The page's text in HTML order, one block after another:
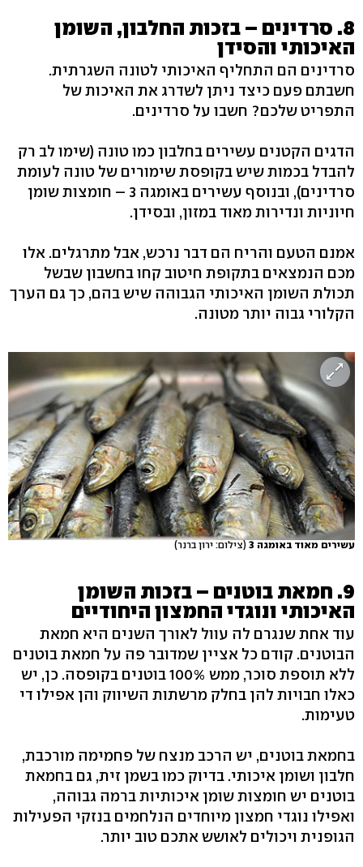
8. סרדינים – בזכות החלבון, השומן
האיכותי והסידן
סרדינים הם התחליף האיכותי לטונה השגרתית.
חשבתם פעם כיצד ניתן לשדרג את האיכות של
התפריט שלכם? חשבו על סרדינים.
הדגים הקטנים עשירים בחלבון כמו טונה (שימו לב רק
להבדל בכמות שיש בקופסת שימורים של טונה לעומת
סרדינים), ובנוסף עשירים באומגה 3 – חומצות שומן
חיוניות ונדירות מאוד במזון, ובסידן.
אמנם הטעם והריח הם דבר נרכש, אבל מתרגלים. אלו
מכם הנמצאים בתקופת חיטוב קחו בחשבון שבשל
תכולת השומן האיכותי הגבוהה שיש בהם, כך גם הערך
הקלורי גבוה יותר מטונה.
עשירים מאוד באומגה 3 (צילום: ירון ברנר)
9. חמאת בוטנים – בזכות השומן
האיכותי ונוגדי החמצון היחודיים
עוד אחת שנגרם לה עוול לאורך השנים היא חמאת
הבוטנים. קודם כל אציין שמדובר פה על חמאת בוטנים
ללא תוספת סוכר, ממש 100% בוטנים בקופסה. כן, יש
כאלו חבויות להן בחלק מרשתות השיווק והן אפילו די
טעימות.
בחמאת בוטנים, יש הרכב מנצח של פחמימה מורכבת,
חלבון ושומן איכותי. בדיוק כמו בשמן זית, גם בחמאת
בוטנים יש חומצות שומן איכותיות ברמה גבוהה,
ואפילו נוגדי חמצון מיוחדים הנלחמים בנזקי הפעילות
הגופנית ויכולים לאושש אתכם טוב יותר.